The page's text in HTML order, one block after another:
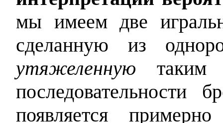
мы имеем две
сделанную из
утяжеленную таким
последовательности
появляется